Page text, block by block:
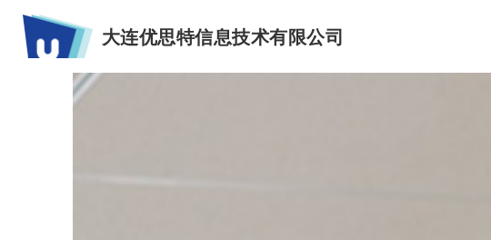
大连优思特信息技术有限公司